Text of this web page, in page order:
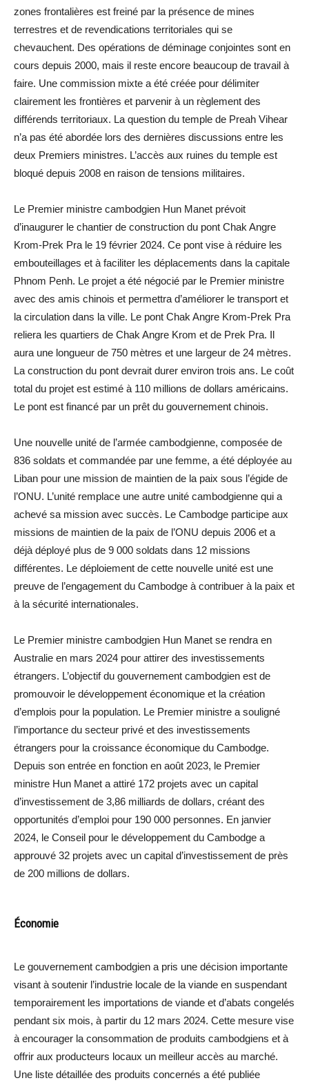
zones frontalières est freiné par la présence de mines
terrestres et de revendications territoriales qui se
chevauchent. Des opérations de déminage conjointes sont en
cours depuis 2000, mais il reste encore beaucoup de travail à
faire. Une commission mixte a été créée pour délimiter
clairement les frontières et parvenir à un règlement des
différends territoriaux. La question du temple de Preah Vihear
n’a pas été abordée lors des dernières discussions entre les
deux Premiers ministres. L’accès aux ruines du temple est
bloqué depuis 2008 en raison de tensions militaires.
Le Premier ministre cambodgien Hun Manet prévoit
d’inaugurer le chantier de construction du pont Chak Angre
Krom-Prek Pra le 19 février 2024. Ce pont vise à réduire les
embouteillages et à faciliter les déplacements dans la capitale
Phnom Penh. Le projet a été négocié par le Premier ministre
avec des amis chinois et permettra d’améliorer le transport et
la circulation dans la ville. Le pont Chak Angre Krom-Prek Pra
reliera les quartiers de Chak Angre Krom et de Prek Pra. Il
aura une longueur de 750 mètres et une largeur de 24 mètres.
La construction du pont devrait durer environ trois ans. Le coût
total du projet est estimé à 110 millions de dollars américains.
Le pont est financé par un prêt du gouvernement chinois.
Une nouvelle unité de l’armée cambodgienne, composée de
836 soldats et commandée par une femme, a été déployée au
Liban pour une mission de maintien de la paix sous l’égide de
l’ONU. L’unité remplace une autre unité cambodgienne qui a
achevé sa mission avec succès. Le Cambodge participe aux
missions de maintien de la paix de l’ONU depuis 2006 et a
déjà déployé plus de 9 000 soldats dans 12 missions
différentes. Le déploiement de cette nouvelle unité est une
preuve de l’engagement du Cambodge à contribuer à la paix et
à la sécurité internationales.
Le Premier ministre cambodgien Hun Manet se rendra en
Australie en mars 2024 pour attirer des investissements
étrangers. L’objectif du gouvernement cambodgien est de
promouvoir le développement économique et la création
d’emplois pour la population. Le Premier ministre a souligné
l’importance du secteur privé et des investissements
étrangers pour la croissance économique du Cambodge.
Depuis son entrée en fonction en août 2023, le Premier
ministre Hun Manet a attiré 172 projets avec un capital
d’investissement de 3,86 milliards de dollars, créant des
opportunités d’emploi pour 190 000 personnes. En janvier
2024, le Conseil pour le développement du Cambodge a
approuvé 32 projets avec un capital d’investissement de près
de 200 millions de dollars.
Économie
Le gouvernement cambodgien a pris une décision importante
visant à soutenir l’industrie locale de la viande en suspendant
temporairement les importations de viande et d’abats congelés
pendant six mois, à partir du 12 mars 2024. Cette mesure vise
à encourager la consommation de produits cambodgiens et à
offrir aux producteurs locaux un meilleur accès au marché.
Une liste détaillée des produits concernés a été publiée